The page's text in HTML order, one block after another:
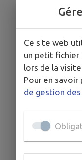
Ce site web
un petit fichier
lors de la
Pour en savoir
de gestion